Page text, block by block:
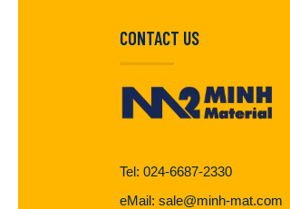
CONTACT US
Tel: 024-6687-2330
eMail: sale@minh-mat.com